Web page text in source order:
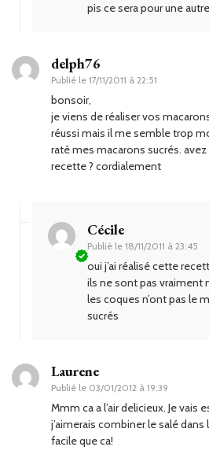
pis ce sera pour une
delph76
Publié le 17/11/2011 à 22:51
bonsoir,
je viens de réaliser vos
réussi mais il me semble trop
raté mes macarons sucrés.
recette ? cordialement
Cécile
Publié le 18/11/2011 à 23:45
oui j’ai réalisé cette
ils ne sont pas vraiment
les coques n’ont pas le
sucrés
Laurene
Publié le 03/01/2012 à 19:39
Mmm ca a l’air delicieux. Je vais
j’aimerais combiner le salé dans
facile que ca!